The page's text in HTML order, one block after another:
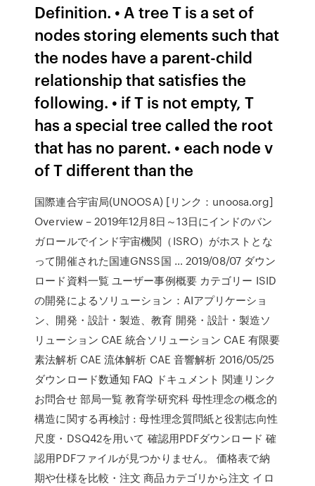
Definition. • A tree T is a set of
nodes storing elements such that
the nodes have a parent-child
relationship that satisfies the
following. • if T is not empty, T
has a special tree called the root
that has no parent. • each node v
of T different than the
国際連合宇宙局(UNOOSA) [リンク：unoosa.org]
Overview – 2019年12月8日～13日にインドのバン
ガロールでインド宇宙機関（ISRO）がホストとな
って開催された国連GNSS国 … 2019/08/07 ダウン
ロード資料一覧 ユーザー事例概要 カテゴリー ISID
の開発によるソリューション：AIアプリケーショ
ン、開発・設計・製造、教育 開発・設計・製造ソ
リューション CAE 統合ソリューション CAE 有限要
素法解析 CAE 流体解析 CAE 音響解析 2016/05/25
ダウンロード数通知 FAQ ドキュメント 関連リンク
お問合せ 部局一覧 教育学研究科 母性理念の概念的
構造に関する再検討 : 母性理念質問紙と役割志向性
尺度・DSQ42を用いて 確認用PDFダウンロード 確
認用PDFファイルが見つかりません。 価格表で納
期や仕様を比較・注文 商品カテゴリから注文 イロ